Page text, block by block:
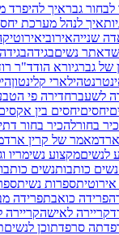
לבחור גבראיך להיפרד
איך לנהל מערכת
שנייהאירובי
אתר נשיםבגידה
של גברגיורא הודד"ר
הילארי קלינטון
לשעברחדירה פי
יחסיםיחסים בין
בחורלהכיר בחור דתי
מאמר של קרין ארד
לנשיםמקצוע נשימריו
נשים כותבותנשים
ספרות נשית
פרידה כואבתפרידה
קריירה לאישהקריירה
תה סרפדתוכן לנשים